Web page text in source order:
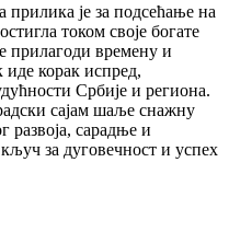
прилика је за подсећање на
током своје богате
прилагоди времену и
корак испред,
Србије и региона.
сајам шаље снажну
развоја, сарадње и
за дуговечност и успех